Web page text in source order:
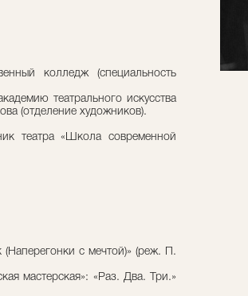
колледж (специальность
театрального искусства
(отделение художников).
театра «Школа современной
с мечтой)» (реж. П.
мастерская»: «Раз. Два. Три.»